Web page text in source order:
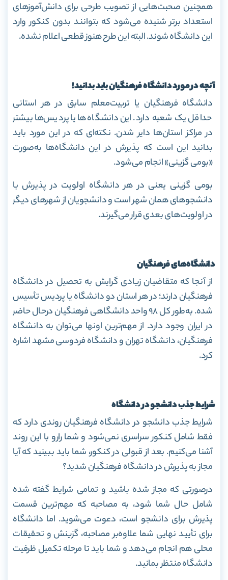
همچنین صحبت‌هایی از تصویب طرحی برای دانش‌آموز‌های
استعداد برتر شنیده می‌شود که بتوانند بدون کنکور وارد
این دانشگاه شوند. البته این طرح هنوز قطعی اعلام نشده.
آنچه در مورد دانشگاه فرهنگیان باید بدانید!
دانشگاه فرهنگیان یا تربیت‌معلم سابق در هر استانی
حداقل یک شعبه دارد. این دانشگاه‌ها یا پردیس‌ها بیشتر
در مراکز استان‌ها دایر شدن. نکته‌ای که در این مورد باید
بدانید این است که پذیرش در این دانشگاه‌ها به‌صورت
«بومی گزینی» انجام می‌شود.
بومی گزینی یعنی در هر دانشگاه اولویت در پذیرش با
دانشجو‌های همان شهر است و دانشجویان از شهر‌های دیگر
در اولویت‌های بعدی قرار می‌گیرند.
دانشگاههای فرهنگیان
از آنجا که متقاضیان زیادی گرایش به تحصیل در دانشگاه
فرهنگیان دارند؛ در هر استان دو دانشگاه یا پردیس تأسیس
شده. به‌طور کل ۹۸ واحد دانشگاهی فرهنگیان درحال حاضر
در ایران وجود دارد. از مهم‌ترین اونها می‌توان به دانشگاه
فرهنگیان، دانشگاه تهران و دانشگاه فردوسی مشهد اشاره
کرد.
شرایط جذب دانشجو در دانشگاه
شرایط جذب دانشجو در دانشگاه فرهنگیان روندی دارد که
فقط شامل کنکور سراسری نمی‌شود و شما رارو با این روند
آشنا می‌کنیم. بعد از قبولی در کنکور، شما باید ببینید که آیا
مجاز به پذیرش در دانشگاه فرهنگیان شدید؟
درصورتی که مجاز شده باشید و تمامی شرایط گفته شده
شامل حال شما شود، به مصاحبه که مهم‌ترین قسمت
پذیرش برای دانشجو است، دعوت می‌شوید. اما دانشگاه
برای تأیید نهایی شما علاوه‌بر مصاحبه، گزینش و تحقیقات
محلی هم انجام می‌دهد و شما باید تا مرحله تکمیل ظرفیت
دانشگاه منتظر بمانید.